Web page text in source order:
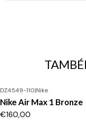
DZ4549-110|Nike
Nike Air Max 1 Bronze
€160,00